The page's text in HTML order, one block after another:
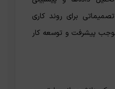
تصمیماتی برای روند کاری
پیشرفت و توسعه کار